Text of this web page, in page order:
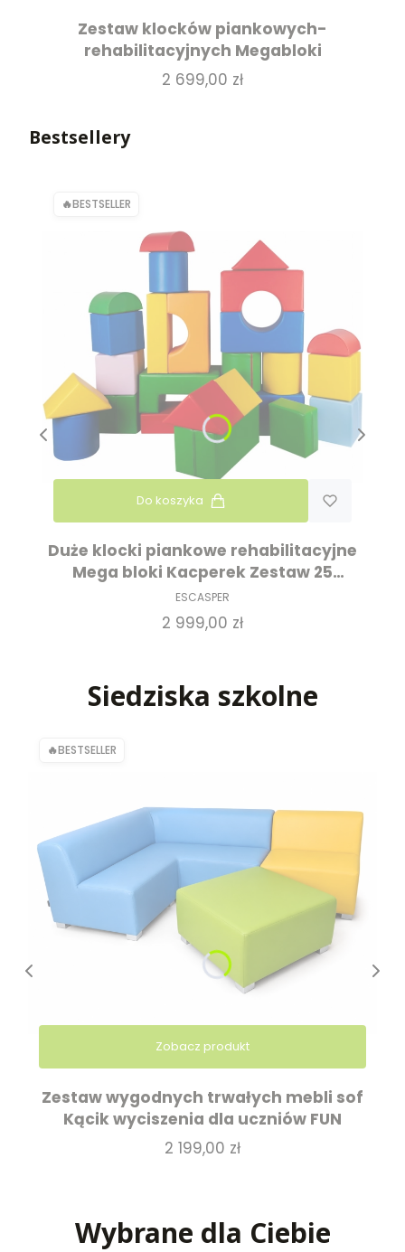
Zestaw klocków piankowych-
rehabilitacyjnych Megabloki
Cena
2 699,00 zł
Bestsellery
BESTSELLER
Do koszyka
Duże klocki piankowe rehabilitacyjne
Mega bloki Kacperek Zestaw 25
elementów
ESCASPER
Cena
2 999,00 zł
Siedziska szkolne
BESTSELLER
Zobacz produkt
Zestaw wygodnych trwałych mebli sof
Kącik wyciszenia dla uczniów FUN
Cena
2 199,00 zł
Wybrane dla Ciebie